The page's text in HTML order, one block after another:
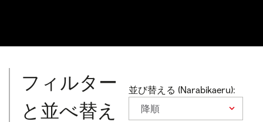
フィルター
と並べ替え
並び替える (Narabikaeru):
降順